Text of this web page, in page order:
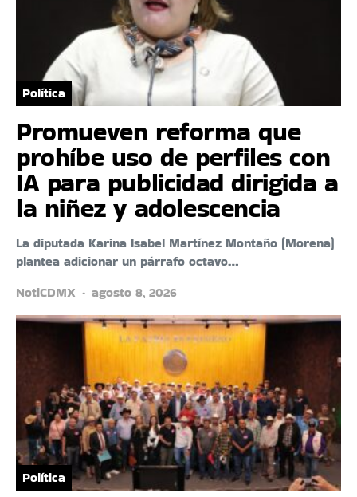
Política
Promueven reforma que
prohíbe uso de perfiles con
IA para publicidad dirigida a
la niñez y adolescencia
La diputada Karina Isabel Martínez Montaño (Morena)
plantea adicionar un párrafo octavo…
NotiCDMX
agosto 8, 2026
Política